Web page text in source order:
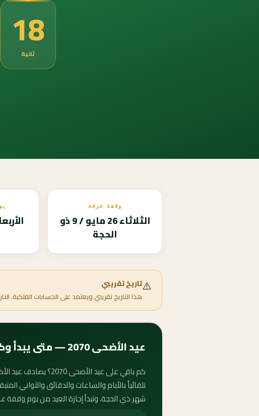
16
ثانية
وقفة عرفة
الثلاثاء 26 مايو / 9 ذو
الحجة
⚠️تاريخ تقريبي
هذا التاريخ تقريبي ويعتمد على الحسابات الفلكية.
عيد الأضحى 2070 — متى يبدأ وكم باقي على الأضحى؟
تلقائياً بالأيام والساعات والدقائق والثواني
شهر ذي الحجة، وتبدأ إجازة العيد من يوم وقفة